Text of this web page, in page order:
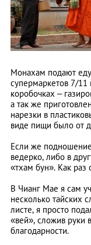
Монахам подают
супермаркетов 7/11
коробочках –
а так же
нарезки в
виде пищи было от
Если же
ведерко, либо в
«тхам бун». Как
В Чианг Мае я сам
несколько тайских
листе, я просто
«вей», сложив руки
благодарности.